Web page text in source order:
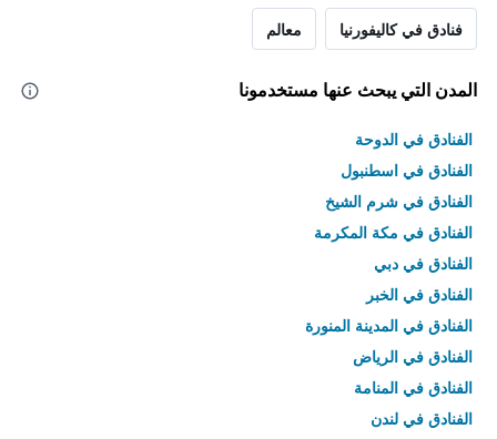
فنادق في كاليفورنيا معالم
المدن التي يبحث عنها مستخدمونا
الفنادق في الدوحة
الفنادق في اسطنبول
الفنادق في شرم الشيخ
الفنادق في مكة المكرمة
الفنادق في دبي
الفنادق في الخبر
الفنادق في المدينة المنورة
الفنادق في الرياض
الفنادق في المنامة
الفنادق في لندن